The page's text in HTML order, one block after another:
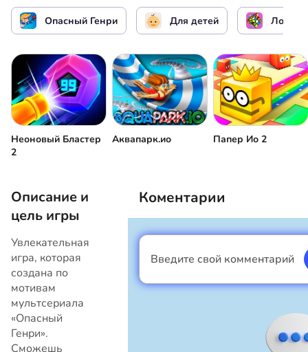
Действие для создания аватара или
Опасный Генри Для детей
Неоновый Бластер
2
Аквапарк.ио Папер Ио 2
Описание и
цель игры
Увлекательная
игра, которая
создана по
мотивам
мультсериала
«Опасный
Генри».
Сможешь
Коментарии
Введите свой комментарий
Я мальчик